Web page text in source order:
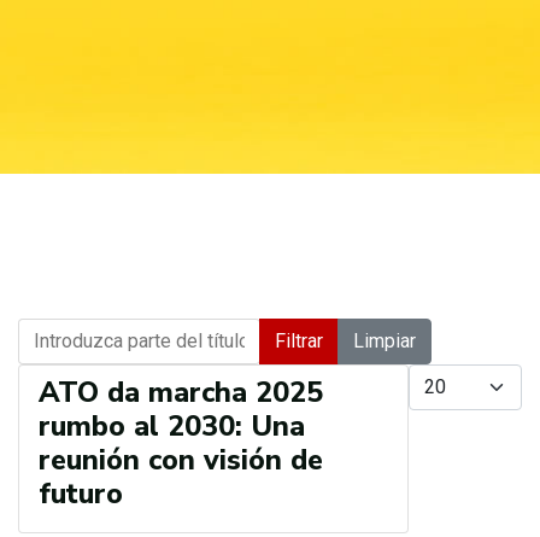
Introduzca parte del título Filtrar Limpiar
Cantidad a
ATO da marcha 2025
rumbo al 2030: Una
reunión con visión de
futuro